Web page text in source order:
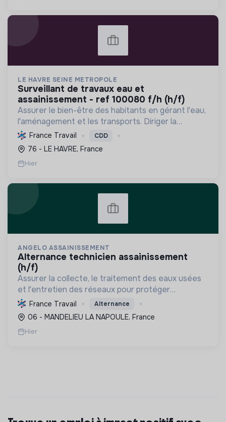
LE HAVRE SEINE METROPOLE
surveillant de travaux eau et
assainissement - ref 100080 f/h (h/f)
Assurer le bien-être des habitants en gérant l'eau,
l'aménagement et les transports. Diriger la
transition écologique en favorisant les énergies
renouvelables et la mobilité durable pour un avenir
res...
France Travail CDD
76 - LE HAVRE, France
Hier
ANGELO ASSAINISSEMENT
alternance technicien assainissement
(h/f)
Assurer la collecte, le traitement des eaux usées
et l'entretien des réseaux pour protéger
l'environnement et la santé publique, tout en
formant les professionnels de demain.
France Travail Alternance
06 - MANDELIEU LA NAPOULE, France
Hier